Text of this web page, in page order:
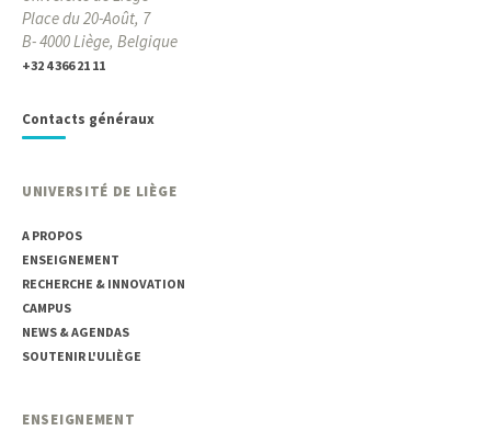
Place du 20-Août, 7
B- 4000 Liège, Belgique
+32 4 366 21 11
Contacts généraux
UNIVERSITÉ DE LIÈGE
A PROPOS
ENSEIGNEMENT
RECHERCHE & INNOVATION
CAMPUS
NEWS & AGENDAS
SOUTENIR L'ULIÈGE
ENSEIGNEMENT